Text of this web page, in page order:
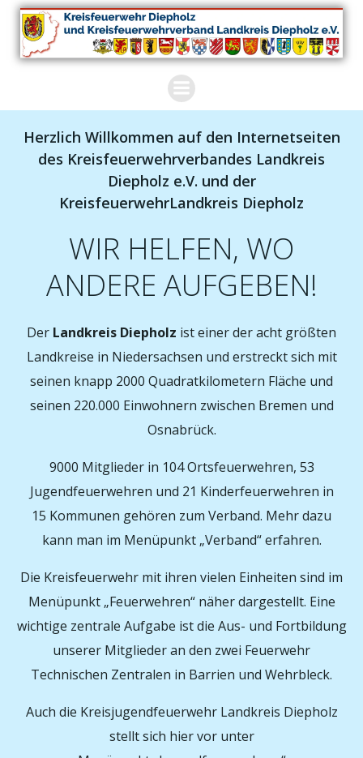
Zum
Inhalt
springen
Herzlich Willkommen auf den Internetseiten
des Kreisfeuerwehrverbandes Landkreis
Diepholz e.V. und der
KreisfeuerwehrLandkreis Diepholz
WIR HELFEN, WO
ANDERE AUFGEBEN!
Der Landkreis Diepholz ist einer der acht größten
Landkreise in Niedersachsen und erstreckt sich mit
seinen knapp 2000 Quadratkilometern Fläche und
seinen 220.000 Einwohnern zwischen Bremen und
Osnabrück.
9000 Mitglieder in 104 Ortsfeuerwehren, 53
Jugendfeuerwehren und 21 Kinderfeuerwehren in
15 Kommunen gehören zum Verband. Mehr dazu
kann man im Menüpunkt „Verband“ erfahren.
Die Kreisfeuerwehr mit ihren vielen Einheiten sind im
Menüpunkt „Feuerwehren“ näher dargestellt. Eine
wichtige zentrale Aufgabe ist die Aus- und Fortbildung
unserer Mitglieder an den zwei Feuerwehr
Technischen Zentralen in Barrien und Wehrbleck.
Auch die Kreisjugendfeuerwehr Landkreis Diepholz
stellt sich hier vor unter